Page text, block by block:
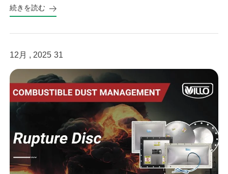
ignition control to equipment reliability and confined-space
続きを読む
12月 , 2025 31